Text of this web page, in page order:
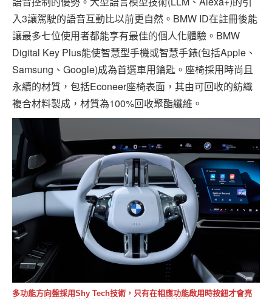
入3讓駕駛的語音互動比以前更自然。BMW ID在註冊後能
讓最多七位使用者都能享有最佳的個人化體驗。BMW
Digital Key Plus能使智慧型手機或智慧手錶(包括Apple、
Samsung、Google)成為首選車用鑰匙。座椅採用時尚且
永續的材質，包括Econeer座椅表面，其由可回收的紡織
複合材料製成，材質為100%回收聚酯纖維。
多功能方向盤採用Shy Tech技術，只有在相應功能啟用時按鈕才會亮